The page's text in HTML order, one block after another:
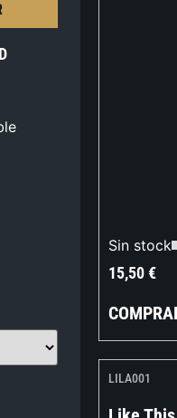
Sin stock
15,50€
LILA001